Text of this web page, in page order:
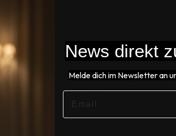
Silber & Süßwasserperlen
Materialien:
veredelt mit einer 14k
dezenten Mittelpunkt und rundet das
News direkt
Melde dich im Newsletter an
EMAIL